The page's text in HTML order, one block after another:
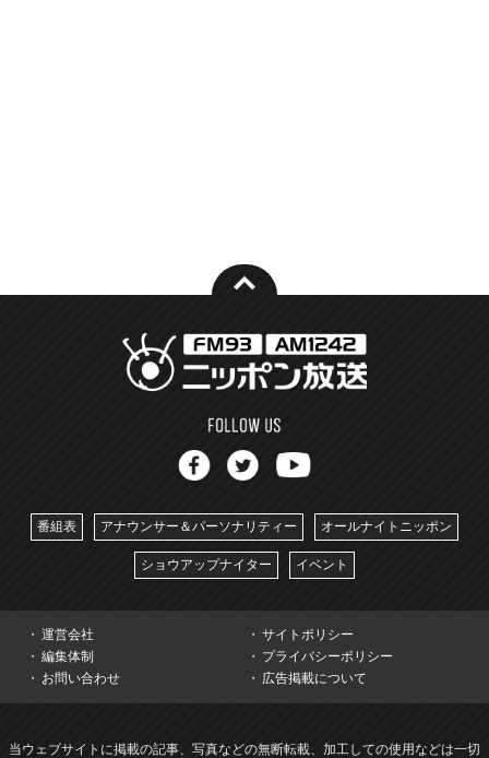
番組表 アナウンサー＆パーソナリティー オールナイトニッポン
ショウアップナイター イベント
運営会社
サイトポリシー
編集体制
プライバシーポリシー
お問い合わせ
広告掲載について
当ウェブサイトに掲載の記事、写真などの無断転載、加工しての使用などは一切